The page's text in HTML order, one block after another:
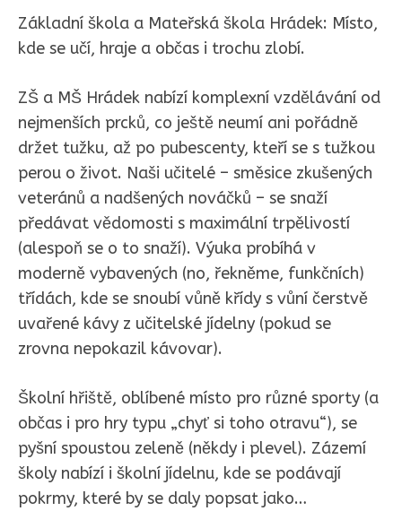
Základní škola a Mateřská škola Hrádek: Místo,
kde se učí, hraje a občas i trochu zlobí.
ZŠ a MŠ Hrádek nabízí komplexní vzdělávání od
nejmenších prcků, co ještě neumí ani pořádně
držet tužku, až po pubescenty, kteří se s tužkou
perou o život. Naši učitelé – směsice zkušených
veteránů a nadšených nováčků – se snaží
předávat vědomosti s maximální trpělivostí
(alespoň se o to snaží). Výuka probíhá v
moderně vybavených (no, řekněme, funkčních)
třídách, kde se snoubí vůně křídy s vůní čerstvě
uvařené kávy z učitelské jídelny (pokud se
zrovna nepokazil kávovar).
Školní hřiště, oblíbené místo pro různé sporty (a
občas i pro hry typu „chyť si toho otravu“), se
pyšní spoustou zeleně (někdy i plevel). Zázemí
školy nabízí i školní jídelnu, kde se podávají
pokrmy, které by se daly popsat jako…